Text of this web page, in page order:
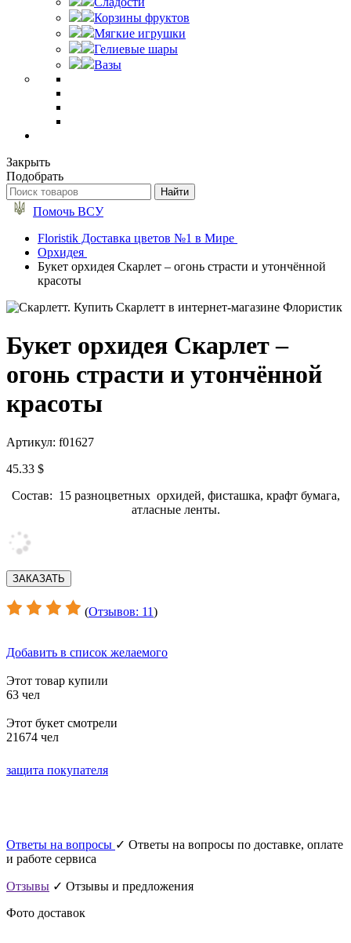
Корзины фруктов
Мягкие игрушки
Гелиевые шары
Вазы
Закрыть
Подобрать
Помочь ВСУ
Floristik Доставка цветов №1 в Мире
Орхидея
Букет орхидея Скарлет – огонь страсти и утончённой
красоты
Букет орхидея Скарлет –
огонь страсти и утончённой
красоты
Артикул: f01627
45.33 $
Состав: 15 разноцветных орхидей, фисташка, крафт бумага,
атласные ленты.
(Отзывов: 11)
Добавить в список желаемого
Этот товар купили
63 чел
Этот букет смотрели
21674 чел
защита покупателя
Ответы на вопросы ✓ Ответы на вопросы по доставке, оплате
и работе сервиса
Отзывы ✓ Отзывы и предложения
Фото доставок